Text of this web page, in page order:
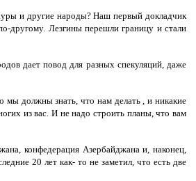
и другие народы? Наш первый докладчик
другому. Лезгины перешли границу и стали
дает повод для разных спекуляций, даже
мы должны знать, что нам делать , и никакие
из вас. И не надо строить планы, что вам
конфедерация Азербайджана и, наконец,
20 лет как- то не заметил, что есть две